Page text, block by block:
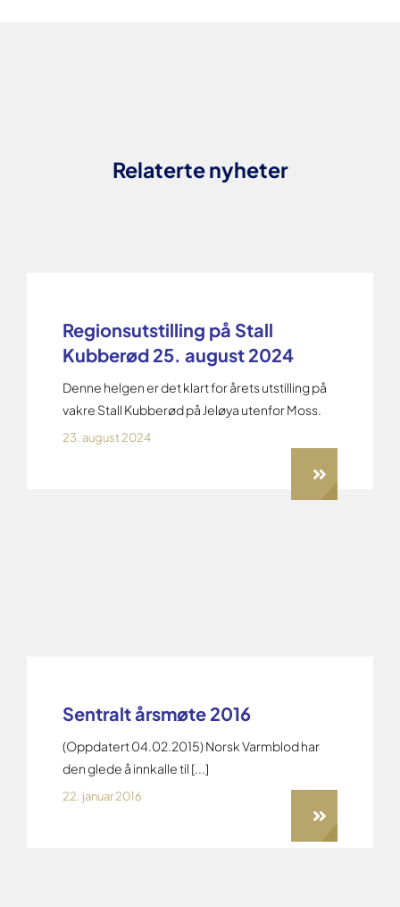
Relaterte nyheter
Regionsutstilling på Stall
Kubberød 25. august 2024
Denne helgen er det klart for årets utstilling på
vakre Stall Kubberød på Jeløya utenfor Moss.
23. august 2024
Sentralt årsmøte 2016
(Oppdatert 04.02.2015) Norsk Varmblod har
den glede å innkalle til [...]
22. januar 2016